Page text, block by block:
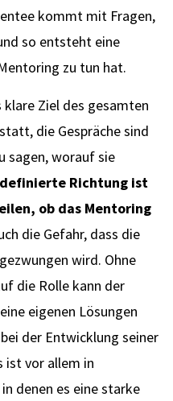
kommt mit Fragen,
so entsteht eine
zu tun hat.
Ziel des gesamten
die Gespräche sind
sagen, worauf sie
Richtung ist
ob das Mentoring
die Gefahr, dass die
wird. Ohne
die Rolle kann der
eigenen Lösungen
der Entwicklung seiner
ist vor allem in
denen es eine starke